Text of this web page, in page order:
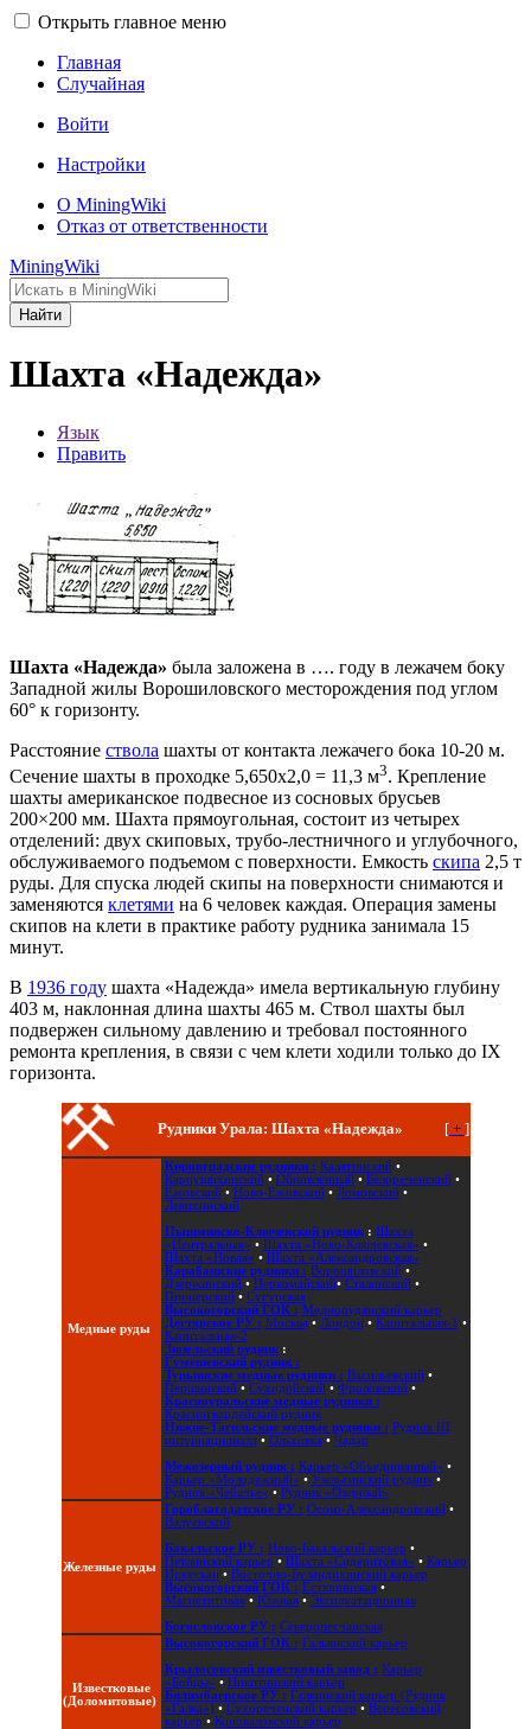
Открыть главное меню
Главная
Случайная
Войти
Настройки
О MiningWiki
Отказ от ответственности
MiningWiki
Найти
Шахта «Надежда»
Язык
Править
Шахта «Надежда» была заложена в …. году в лежачем боку
Западной жилы Ворошиловского месторождения под углом
60° к горизонту.
Расстояние ствола шахты от контакта лежачего бока 10-20 м.
Сечение шахты в проходке 5,650х2,0 = 11,3 м3. Крепление
шахты американское подвесное из сосновых брусьев
200×200 мм. Шахта прямоугольная, состоит из четырех
отделений: двух скиповых, трубо-лестничного и углубочного,
обслуживаемого подъемом с поверхности. Емкость скипа 2,5 т
руды. Для спуска людей скипы на поверхности снимаются и
заменяются клетями на 6 человек каждая. Операция замены
скипов на клети в практике работу рудника занимала 15
минут.
В 1936 году шахта «Надежда» имела вертикальную глубину
403 м, наклонная длина шахты 465 м. Ствол шахты был
подвержен сильному давлению и требовал постоянного
ремонта крепления, в связи с чем клети ходили только до IX
горизонта.
[+ ]
Рудники Урала: Шахта «Надежда»
Медные руды
Кировградские рудники : Калатинский•
Карпушихинский• Обновленный• Белореченский•
Ежовский• Ново-Ежовский• Ломовский•
Левихинский
Пышминско-Ключевской рудник: Шахта
«Центральная» • Шахта «Ново-Ключевская» •
Шахта «Новая» • Шахта «Александровская»
Карабашские рудники : Ворошиловский•
Дзержинский• Первомайский• Сталинский•
Пионерский• Сугурская
Высокогорский ГОК : Меднорудянский карьер
Дегтярское РУ : Москва • Лондон• Капитальная-1 •
Капитальная-2
Зюзельский рудник:
Гумешевский рудник :
Турьинские медные рудники : Васильевский•
Першинский• Суходойский• Фроловский•
Красноуральские медные рудники :
Красногвардейский рудник
Нижне-Тагильские медные рудники : Рудник III
интернационала • Ольховка • Чадар
Межозерный рудник : Карьер «Объединенный» •
Карьер «Молодежный» • Узельгинский рудник•
Рудник «Чебачье» • Рудник «Озерный»
Железные руды
Гороблагодатское РУ : Осоко-Александровский•
Валуевский
Бакальское РУ : Ново-Бакальский карьер •
Петлинский карьер • Шахта «Сидеритовая» • Карьер
Иркускан• Восточно-Буландихинский карьер
Высокогорский ГОК : Естюнинская•
Магнетитовая• Южная• Эксплуатационная
Богословское РУ : Северопесчанская
Известковые
(Доломитовые)
Высокогорский ГОК : Гальянский карьер
Крылосовский известковый завод : Карьер
«Бойцы» • Никитинский карьер
Билимбаевское РУ : Галкинский карьер (Рудник
«Галка»)• Сухореченский карьер • Вересовский
карьер • Коноваловский карьер